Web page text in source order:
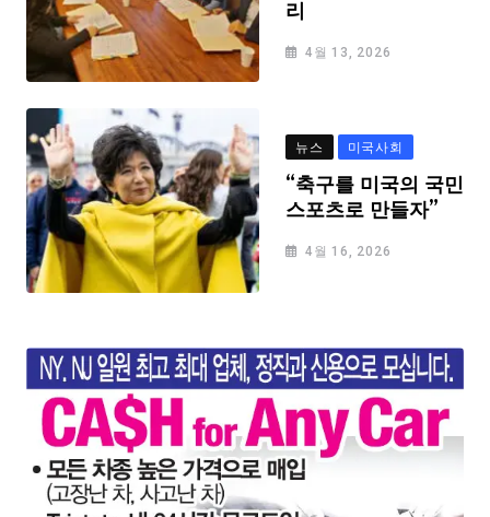
리
4월 13, 2026
뉴스 미국사회
“축구를 미국의 국민
스포츠로 만들자”
4월 16, 2026